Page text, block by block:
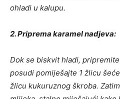
ohladi u kalupu.
2. Priprema karamel nadjeva:
Dok se biskvit hladi,
posudi pomiješajte 1 žlicu
žlicu kukuruznog škroba.